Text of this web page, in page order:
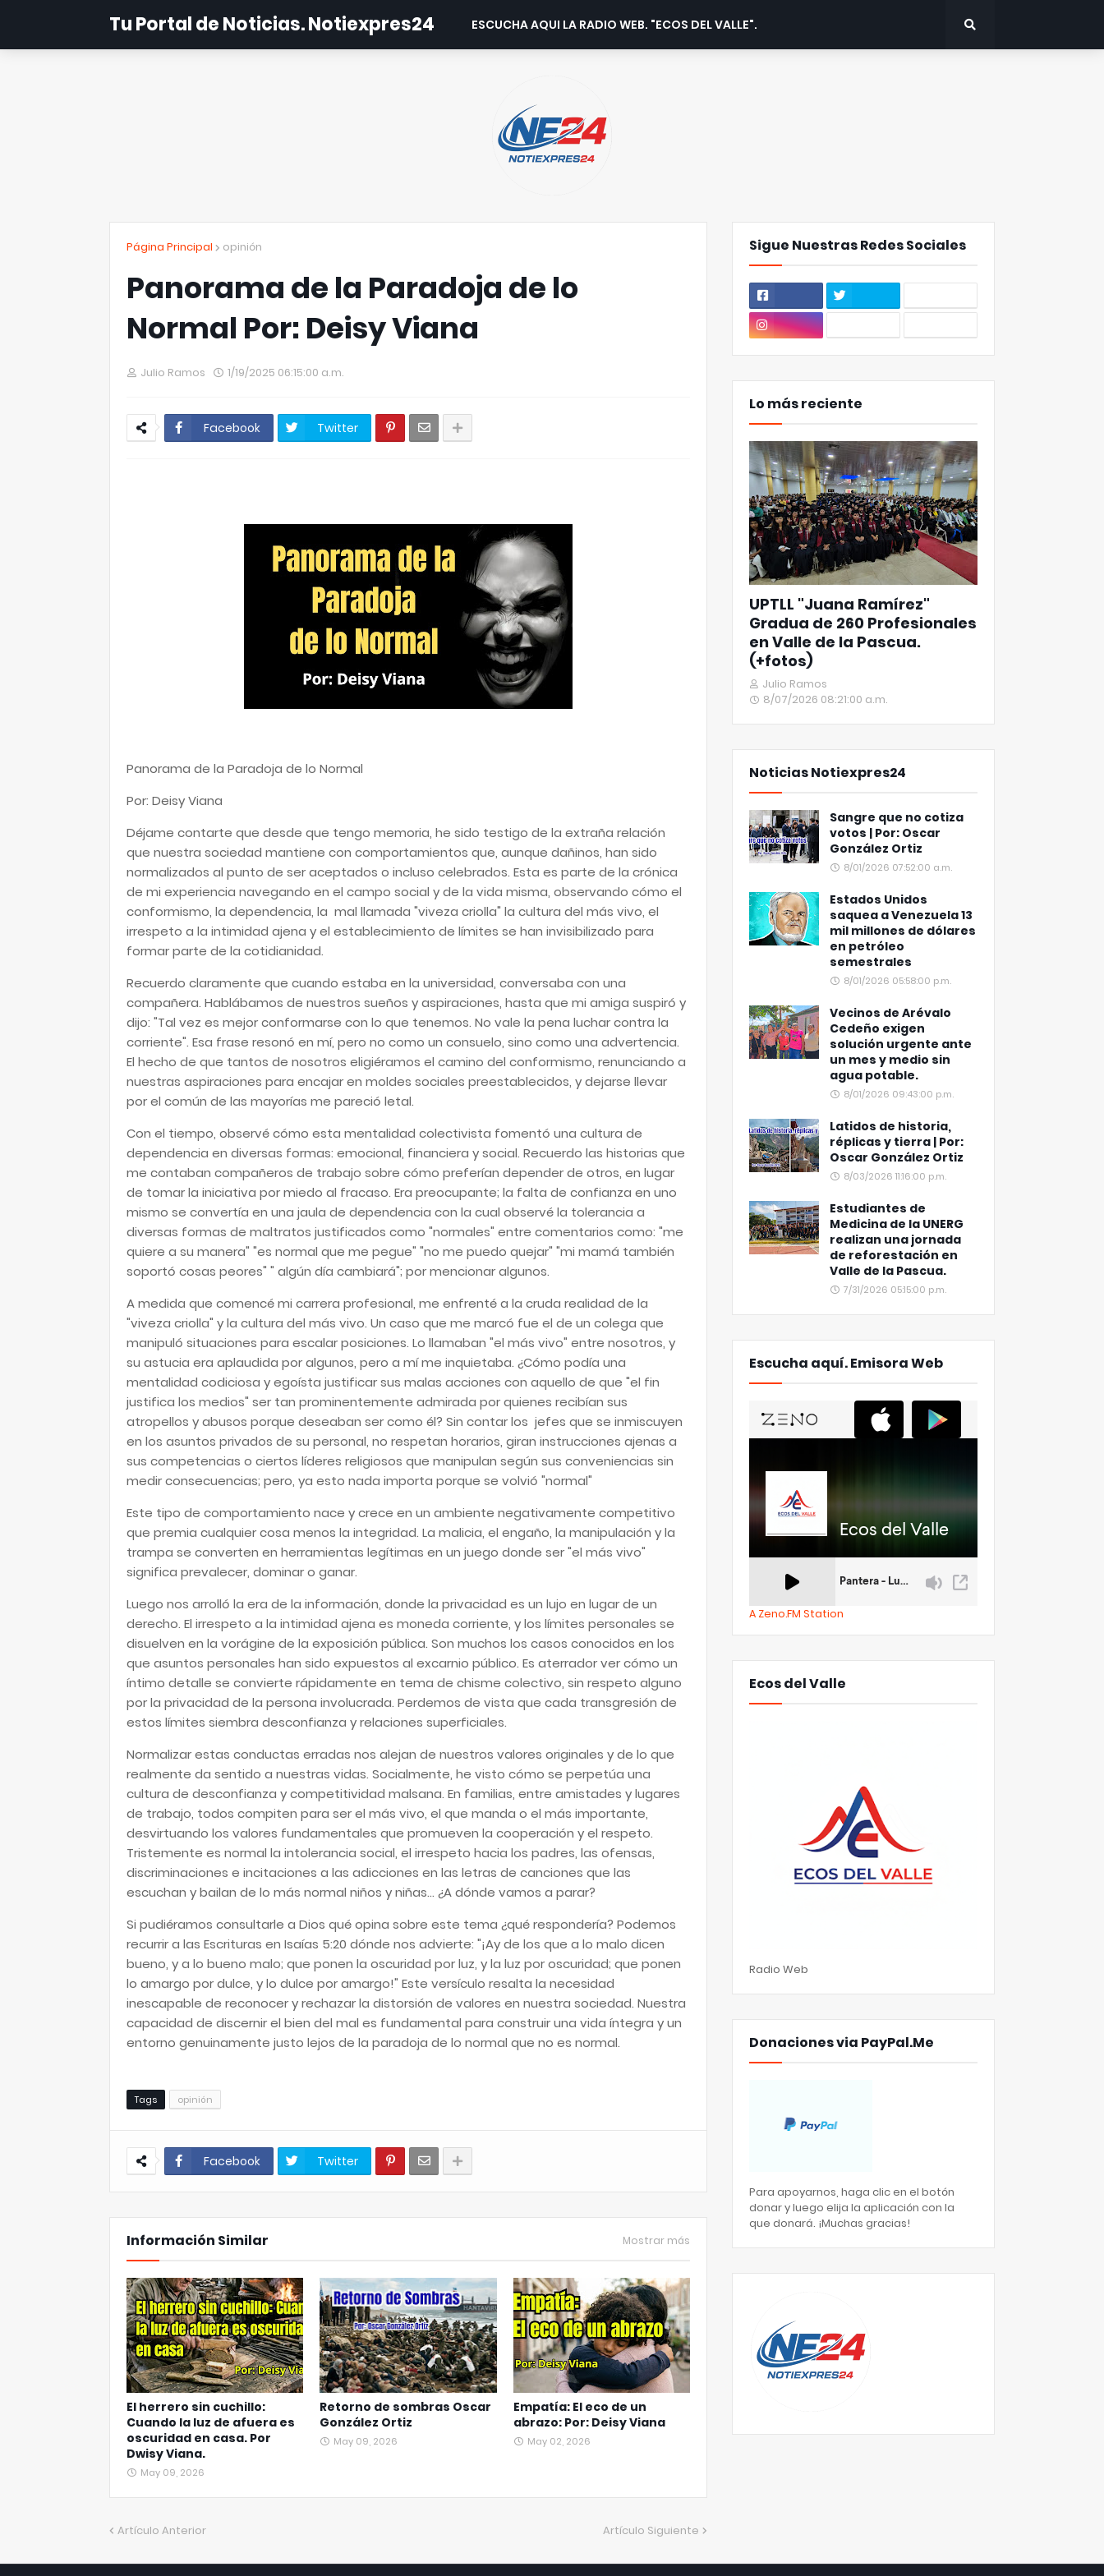
Tu Portal de Noticias. Notiexpres24 ESCUCHA AQUI LA RADIO WEB. "ECOS DEL VALLE".
Página Principal opinión
Panorama de la Paradoja de lo
Normal Por: Deisy Viana
Julio Ramos 1/19/2025 06:15:00 a.m.
Facebook Twitter
Panorama de la Paradoja de lo Normal
Por: Deisy Viana
Déjame contarte que desde que tengo memoria, he sido testigo de la extraña relación
que nuestra sociedad mantiene con comportamientos que, aunque dañinos, han sido
normalizados al punto de ser aceptados o incluso celebrados. Esta es parte de la crónica
de mi experiencia navegando en el campo social y de la vida misma, observando cómo el
conformismo, la dependencia, la mal llamada "viveza criolla" la cultura del más vivo, el
irrespeto a la intimidad ajena y el establecimiento de límites se han invisibilizado para
formar parte de la cotidianidad.
Recuerdo claramente que cuando estaba en la universidad, conversaba con una
compañera. Hablábamos de nuestros sueños y aspiraciones, hasta que mi amiga suspiró y
dijo: "Tal vez es mejor conformarse con lo que tenemos. No vale la pena luchar contra la
corriente". Esa frase resonó en mí, pero no como un consuelo, sino como una advertencia.
El hecho de que tantos de nosotros eligiéramos el camino del conformismo, renunciando a
nuestras aspiraciones para encajar en moldes sociales preestablecidos, y dejarse llevar
por el común de las mayorías me pareció letal.
Con el tiempo, observé cómo esta mentalidad colectivista fomentó una cultura de
dependencia en diversas formas: emocional, financiera y social. Recuerdo las historias que
me contaban compañeros de trabajo sobre cómo preferían depender de otros, en lugar
de tomar la iniciativa por miedo al fracaso. Era preocupante; la falta de confianza en uno
mismo se convertía en una jaula de dependencia con la cual observé la tolerancia a
diversas formas de maltratos justificados como "normales" entre comentarios como: "me
quiere a su manera" "es normal que me pegue" "no me puedo quejar" "mi mamá también
soportó cosas peores" " algún día cambiará"; por mencionar algunos.
A medida que comencé mi carrera profesional, me enfrenté a la cruda realidad de la
"viveza criolla" y la cultura del más vivo. Un caso que me marcó fue el de un colega que
manipuló situaciones para escalar posiciones. Lo llamaban "el más vivo" entre nosotros, y
su astucia era aplaudida por algunos, pero a mí me inquietaba. ¿Cómo podía una
mentalidad codiciosa y egoísta justificar sus malas acciones con aquello de que "el fin
justifica los medios" ser tan prominentemente admirada por quienes recibían sus
atropellos y abusos porque deseaban ser como él? Sin contar los jefes que se inmiscuyen
en los asuntos privados de su personal, no respetan horarios, giran instrucciones ajenas a
sus competencias o ciertos líderes religiosos que manipulan según sus conveniencias sin
medir consecuencias; pero, ya esto nada importa porque se volvió "normal"
Este tipo de comportamiento nace y crece en un ambiente negativamente competitivo
que premia cualquier cosa menos la integridad. La malicia, el engaño, la manipulación y la
trampa se converten en herramientas legítimas en un juego donde ser "el más vivo"
significa prevalecer, dominar o ganar.
Luego nos arrolló la era de la información, donde la privacidad es un lujo en lugar de un
derecho. El irrespeto a la intimidad ajena es moneda corriente, y los límites personales se
disuelven en la vorágine de la exposición pública. Son muchos los casos conocidos en los
que asuntos personales han sido expuestos al excarnio público. Es aterrador ver cómo un
íntimo detalle se convierte rápidamente en tema de chisme colectivo, sin respeto alguno
por la privacidad de la persona involucrada. Perdemos de vista que cada transgresión de
estos límites siembra desconfianza y relaciones superficiales.
Normalizar estas conductas erradas nos alejan de nuestros valores originales y de lo que
realmente da sentido a nuestras vidas. Socialmente, he visto cómo se perpetúa una
cultura de desconfianza y competitividad malsana. En familias, entre amistades y lugares
de trabajo, todos compiten para ser el más vivo, el que manda o el más importante,
desvirtuando los valores fundamentales que promueven la cooperación y el respeto.
Tristemente es normal la intolerancia social, el irrespeto hacia los padres, las ofensas,
discriminaciones e incitaciones a las adicciones en las letras de canciones que las
escuchan y bailan de lo más normal niños y niñas... ¿A dónde vamos a parar?
Si pudiéramos consultarle a Dios qué opina sobre este tema ¿qué respondería? Podemos
recurrir a las Escrituras en Isaías 5:20 dónde nos advierte: "¡Ay de los que a lo malo dicen
bueno, y a lo bueno malo; que ponen la oscuridad por luz, y la luz por oscuridad; que ponen
lo amargo por dulce, y lo dulce por amargo!" Este versículo resalta la necesidad
inescapable de reconocer y rechazar la distorsión de valores en nuestra sociedad. Nuestra
capacidad de discernir el bien del mal es fundamental para construir una vida íntegra y un
entorno genuinamente justo lejos de la paradoja de lo normal que no es normal.
Tags opinión
Facebook Twitter
Información Similar Mostrar más
El herrero sin cuchillo:
Cuando la luz de afuera es
oscuridad en casa. Por
Dwisy Viana.
May 09, 2026
Retorno de sombras Oscar
González Ortiz
May 09, 2026
Empatía: El eco de un
abrazo: Por: Deisy Viana
May 02, 2026
Artículo Anterior Artículo Siguiente
Sigue Nuestras Redes Sociales
Lo más reciente
UPTLL "Juana Ramírez"
Gradua de 260 Profesionales
en Valle de la Pascua.
(+fotos)
Julio Ramos
8/07/2026 08:21:00 a.m.
Noticias Notiexpres24
Sangre que no cotiza
votos | Por: Oscar
González Ortiz
8/01/2026 07:52:00 a.m.
Estados Unidos
saquea a Venezuela 13
mil millones de dólares
en petróleo
semestrales
8/01/2026 05:58:00 p.m.
Vecinos de Arévalo
Cedeño exigen
solución urgente ante
un mes y medio sin
agua potable.
8/01/2026 09:43:00 p.m.
Latidos de historia,
réplicas y tierra | Por:
Oscar González Ortiz
8/03/2026 11:16:00 p.m.
Estudiantes de
Medicina de la UNERG
realizan una jornada
de reforestación en
Valle de la Pascua.
7/31/2026 05:15:00 p.m.
Escucha aquí. Emisora Web
A Zeno.FM Station
Ecos del Valle
Radio Web
Donaciones via PayPal.Me
Para apoyarnos, haga clic en el botón
donar y luego elija la aplicación con la
que donará. ¡Muchas gracias!